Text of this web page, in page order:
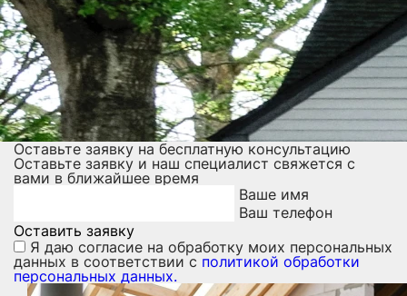
Оставьте заявку на бесплатную консультацию
Оставьте заявку и наш специалист свяжется с
вами в ближайшее время
Ваше имя
Ваш телефон
Оставить заявку
Я даю согласие на обработку моих персональных
данных в соответствии с политикой обработки
персональных данных.